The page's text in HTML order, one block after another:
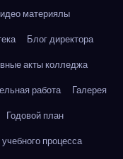
материялы
Блог директора
акты колледжа
работа
Галерея
Годовой план
процесса